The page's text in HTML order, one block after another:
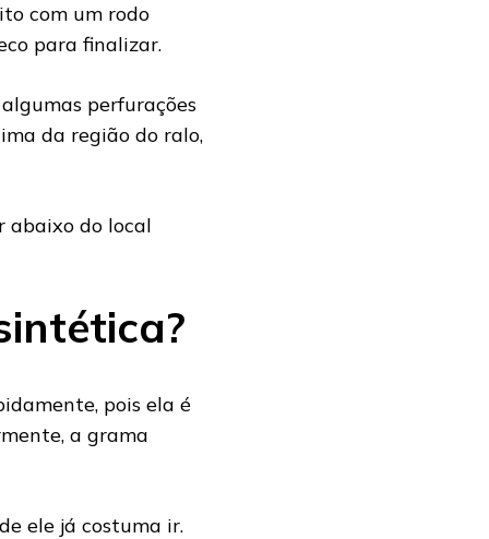
com um rodo
para finalizar.
perfurações
da região do ralo,
abaixo do local
pois ela é
a grama
ele já costuma ir.